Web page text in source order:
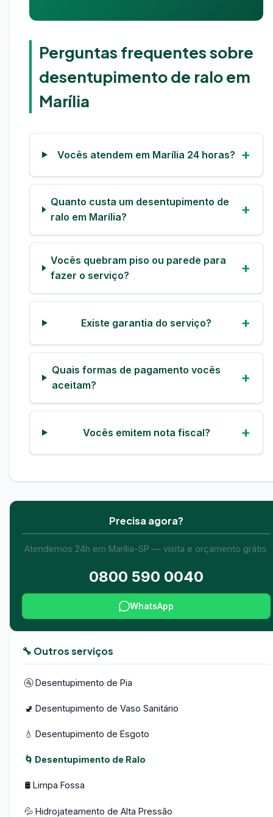
Perguntas frequentes sobre
desentupimento de ralo em
Marília
Vocês atendem em Marília 24 horas?
Quanto custa um desentupimento de
ralo em Marília?
Vocês quebram piso ou parede para
fazer o serviço?
Existe garantia do serviço?
Quais formas de pagamento vocês
aceitam?
Vocês emitem nota fiscal?
Precisa agora?
Atendemos 24h em Marília-SP — visita e orçamento grátis.
0800 590 0040
WhatsApp
🔧 Outros serviços
🚰 Desentupimento de Pia
🚽 Desentupimento de Vaso Sanitário
💧 Desentupimento de Esgoto
🌀 Desentupimento de Ralo
🛢️ Limpa Fossa
💦 Hidrojateamento de Alta Pressão